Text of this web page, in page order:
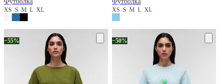
XS S M L XL XSSMLXL
−55% −50%